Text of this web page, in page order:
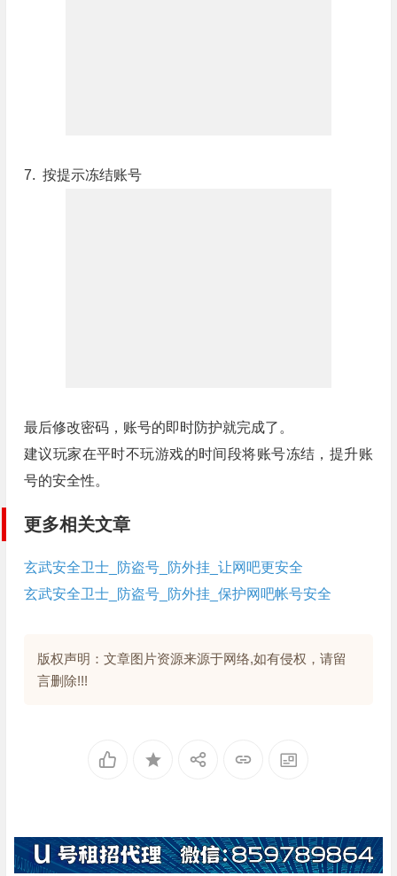
7. 按提示冻结账号
最后修改密码，账号的即时防护就完成了。
建议玩家在平时不玩游戏的时间段将账号冻结，提升账
号的安全性。
更多相关文章
玄武安全卫士_防盗号_防外挂_让网吧更安全
玄武安全卫士_防盗号_防外挂_保护网吧帐号安全
版权声明：文章图片资源来源于网络,如有侵权，请留
言删除!!!